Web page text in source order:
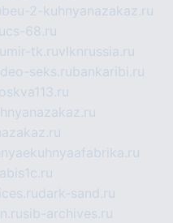
2-kuhnyanazakaz.ru
cs-68.ru
mir-tk.ruvlknrussia.ru
seks.rubankaribi.ru
dark-sand.ru
sib-archives.ru